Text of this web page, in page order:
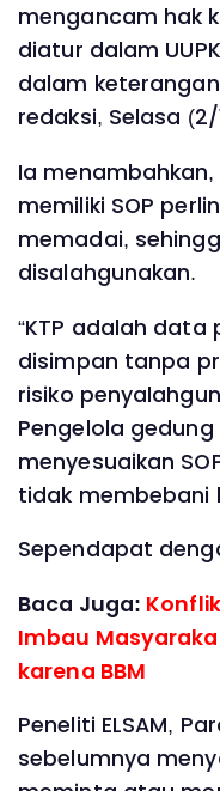
mengancam hak
diatur dalam
dalam
redaksi, Selasa
Ia
memiliki SOP
memadai,
disalahgunakan.
“KTP adalah data
disimpan tanpa
risiko
Pengelola
menyesuaikan
tidak membebani
Sependapat
Baca Juga:
Imbau
karena BBM
Peneliti ELSAM,
sebelumnya